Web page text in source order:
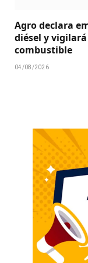
Agro declara
diésel y
combustible
04/08/2026